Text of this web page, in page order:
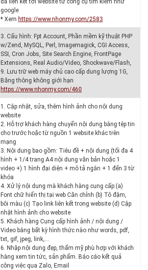
đa liên kết tới website từ công cụ tìm kiếm như
google
* Xem https://www.nhonmy.com/2583
3. Cấu hình: Fpt Account, Phần mềm kỹ thuật PHP
w/Zend, MySQL, Perl, Imagemagick, CGI Access,
SSI, Cron Jobs, Site Search Engine, FrontPage
Extensions, Real Audio/Video, Shockwave/Flash,
9. Lưu trữ web máy chủ cao cấp dung lượng 1G,
Băng thông không giới hạn
https://www.nhonmy.com/460
1. Cập nhật, sửa, thêm hình ảnh cho nội dung
website
2. Hỗ trợ khách hàng chuyển nội dung bằng tệp tin
cho trước hoặc từ nguồn 1 website khác trên
mạng
3. Nội dung bao gồm: Tiêu đề + nội dung (tối đa 4
hình + 1/4 trang A4 nội dung văn bản hoặc 1
video +) 1 hình đại diện + mô tả ngắn + 1 đến 3 từ
khóa
4. Xử lý nội dung mà khách hàng cung cấp:(a)
Font chữ hiển thị tại web Căn chỉnh (b) Tô đậm,
bôi màu (c) Tạo link liên kết trong website (d) Cập
nhật hình ảnh cho website
5. Khách hàng Cung cấp hình ảnh / nội dung /
Video bằng bất kỳ hình thức nào như words, pdf,
txt, gif, jpeg, link,…
6. Nhập nội dung đẹp, thẩm mỹ phù hợp với khách
hàng xem tin tức, sản phẩm. Báo cáo kết quả
công việc qua Zalo, Email